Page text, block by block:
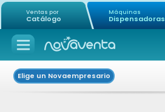
Ventas por
Catálogo
Máquinas
Dispensadoras
Elige un Novaempresario